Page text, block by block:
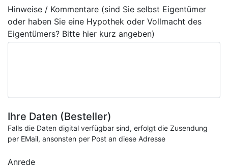
Hinweise / Kommentare (sind Sie selbst Eigentümer
oder haben Sie eine Hypothek oder Vollmacht des
Eigentümers? Bitte hier kurz angeben)
Ihre Daten (Besteller)
Falls die Daten digital verfügbar sind, erfolgt die Zusendung
per EMail, ansonsten per Post an diese Adresse
Anrede